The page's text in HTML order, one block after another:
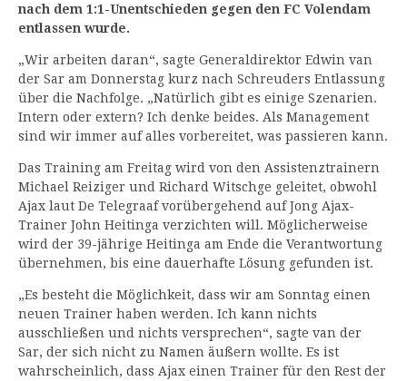
nach dem 1:1-Unentschieden gegen den FC Volendam
entlassen wurde.
„Wir arbeiten daran“, sagte Generaldirektor Edwin van
der Sar am Donnerstag kurz nach Schreuders Entlassung
über die Nachfolge. „Natürlich gibt es einige Szenarien.
Intern oder extern? Ich denke beides. Als Management
sind wir immer auf alles vorbereitet, was passieren kann.
Das Training am Freitag wird von den Assistenztrainern
Michael Reiziger und Richard Witschge geleitet, obwohl
Ajax laut De Telegraaf vorübergehend auf Jong Ajax-
Trainer John Heitinga verzichten will. Möglicherweise
wird der 39-jährige Heitinga am Ende die Verantwortung
übernehmen, bis eine dauerhafte Lösung gefunden ist.
„Es besteht die Möglichkeit, dass wir am Sonntag einen
neuen Trainer haben werden. Ich kann nichts
ausschließen und nichts versprechen“, sagte van der
Sar, der sich nicht zu Namen äußern wollte. Es ist
wahrscheinlich, dass Ajax einen Trainer für den Rest der